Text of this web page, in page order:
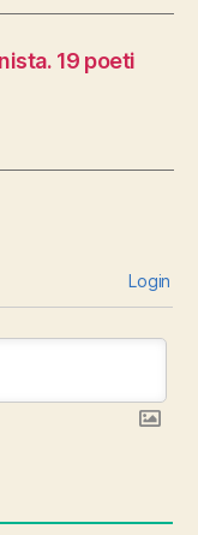
19 poeti
Login